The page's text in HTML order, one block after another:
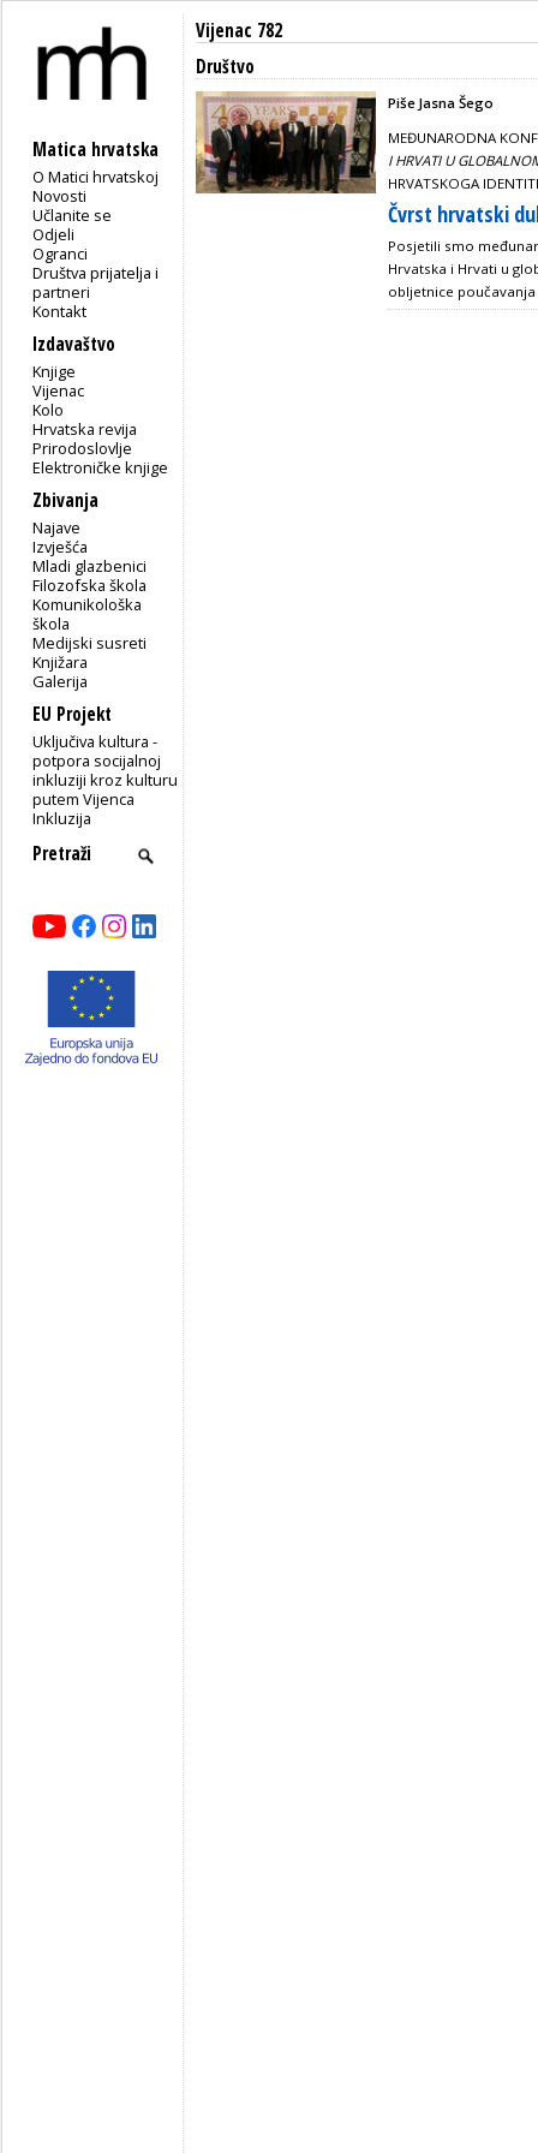
Matica hrvatska
O Matici hrvatskoj
Novosti
Učlanite se
Odjeli
Ogranci
Društva prijatelja i
partneri
Kontakt
Izdavaštvo
Knjige
Vijenac
Kolo
Hrvatska revija
Prirodoslovlje
Elektroničke knjige
Zbivanja
Najave
Izvješća
Mladi glazbenici
Filozofska škola
Komunikološka
škola
Medijski susreti
Knjižara
Galerija
EU Projekt
Uključiva kultura -
potpora socijalnoj
inkluziji kroz kulturu
putem Vijenca
Inkluzija
Vijenac 782
Društvo
Piše Jasna Šego
MEĐUNARODNA
I HRVATI U
HRVATSKOGA
Čvrst hrvatski
Posjetili smo
Hrvatska i Hrvati u
obljetnice